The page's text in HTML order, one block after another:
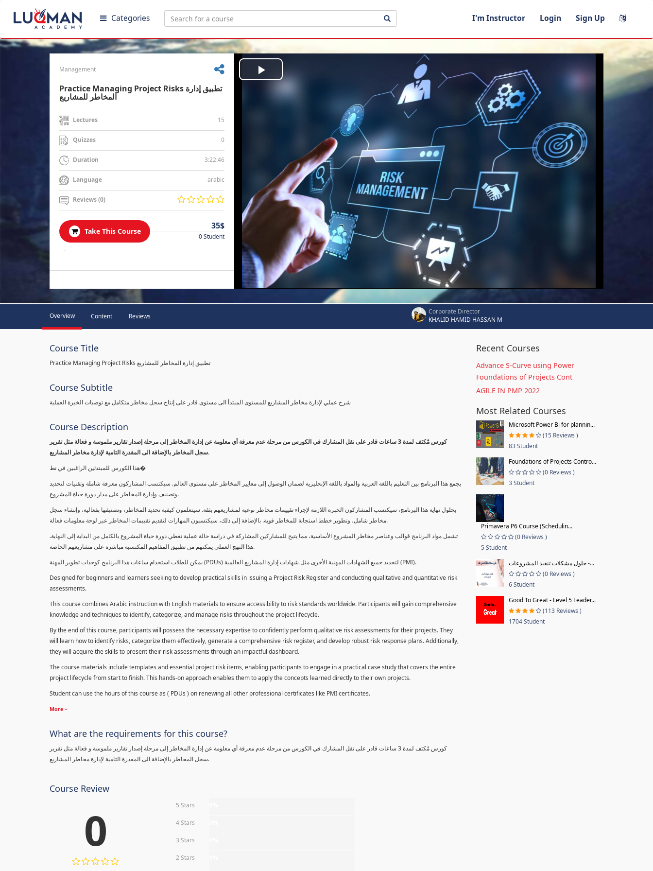
Categories I'm Instructor Login Sign Up
Management
Practice Managing Project Risks تطبيق إدارة
المخاطر للمشاريع
Lectures 15
Quizzes 0
Duration 3:22:46
Language arabic
Reviews (0)
Take This Course
35$
0 Student
.
Play
Video
Overview Content Reviews
Corporate Director
KHALID HAMID HASSAN M
Course Title
Practice Managing Project Risks تطبيق إدارة المخاطر للمشاريع
Course Subtitle
شرح عملي لإدارة مخاطر المشاريع للمستوى المبتدأ الى مستوى قادر على إنتاج سجل مخاطر متكامل مع توصيات الخبرة العملية
Course Description
كورس مٌكثف لمدة 3 ساعات قادر على نقل المشارك في الكورس من مرحلة عدم معرفة أي معلومة عن إدارة المخاطر إلى مرحلة إصدار تقارير ملموسة و فعالة مثل تقرير
سجل المخاطر بالإضافة الى المقدرة التامية لإدارة مخاطر المشاريع.
هذا الكورس للمبتدئين الراغبين في تط�
يجمع هذا البرنامج بين التعليم باللغة العربية والمواد باللغة الإنجليزية لضمان الوصول إلى معايير المخاطر على مستوى العالم. سيكتسب المشاركون معرفة شاملة وتقنيات لتحديد
وتصنيف وإدارة المخاطر على مدار دورة حياة المشروع.
بحلول نهاية هذا البرنامج، سيكتسب المشاركون الخبرة اللازمة لإجراء تقييمات مخاطر نوعية لمشاريعهم بثقة. سيتعلمون كيفية تحديد المخاطر، وتصنيفها بفعالية، وإنشاء سجل
مخاطر شامل، وتطوير خطط استجابة للمخاطر قوية. بالإضافة إلى ذلك، سيكتسبون المهارات لتقديم تقييمات المخاطر عبر لوحة معلومات فعالة.
تشمل مواد البرنامج قوالب وعناصر مخاطر المشروع الأساسية، مما يتيح للمشاركين المشاركة في دراسة حالة عملية تغطي دورة حياة المشروع بالكامل من البداية إلى النهاية.
هذا النهج العملي يمكنهم من تطبيق المفاهيم المكتسبة مباشرة على مشاريعهم الخاصة.
يمكن للطلاب استخدام ساعات هذا البرنامج كوحدات تطوير المهنة (PDUs) لتجديد جميع الشهادات المهنية الأخرى مثل شهادات إدارة المشاريع العالمية (PMI).
Designed for beginners and learners seeking to develop practical skills in issuing a Project Risk Register and conducting qualitative and quantitative risk
assessments.
This course combines Arabic instruction with English materials to ensure accessibility to risk standards worldwide. Participants will gain comprehensive
knowledge and techniques to identify, categorize, and manage risks throughout the project lifecycle.
By the end of this course, participants will possess the necessary expertise to confidently perform qualitative risk assessments for their projects. They
will learn how to identify risks, categorize them effectively, generate a comprehensive risk register, and develop robust risk response plans. Additionally,
they will acquire the skills to present their risk assessments through an impactful dashboard.
The course materials include templates and essential project risk items, enabling participants to engage in a practical case study that covers the entire
project lifecycle from start to finish. This hands-on approach enables them to apply the concepts learned directly to their own projects.
Student can use the hours of this course as ( PDUs ) on renewing all other professional certificates like PMI certificates.
More
What are the requirements for this course?
كورس مٌكثف لمدة 3 ساعات قادر على نقل المشارك في الكورس من مرحلة عدم معرفة أي معلومة عن إدارة المخاطر إلى مرحلة إصدار تقارير ملموسة و فعالة مثل تقرير
سجل المخاطر بالإضافة الى المقدرة التامية لإدارة مخاطر المشاريع.
Course Review
0 5 Stars
4 Stars
3 Stars
2 Stars
Recent Courses
Advance S-Curve using Power
Foundations of Projects Cont
AGILE IN PMP 2022
Most Related Courses
Microsoft Power Bi for plannin...
(15 Reviews )
83 Student
Foundations of Projects Contro...
(0 Reviews )
3 Student
Primavera P6 Course (Schedulin...
(0 Reviews )
5 Student
حلول مشكلات تنفيذ المشروعات -...
(0 Reviews )
6 Student
Good To Great - Level 5 Leader...
(113 Reviews )
1704 Student